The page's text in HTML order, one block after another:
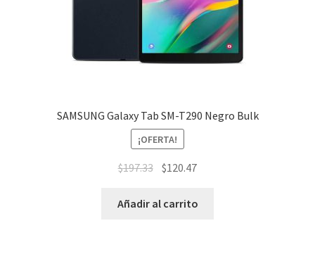
SAMSUNG Galaxy Tab SM-T290 Negro Bulk
¡OFERTA!
$197.33 $120.47
Añadir al carrito